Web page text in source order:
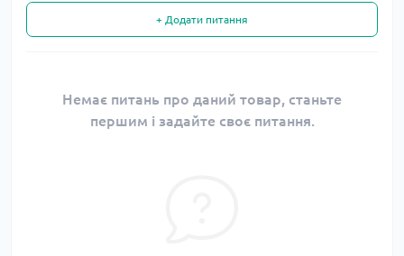
+ Додати питання
Немає питань про даний товар, станьте
першим і задайте своє питання.